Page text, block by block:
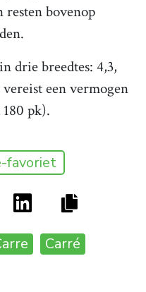
resten bovenop
drie breedtes: 4,3,
een vermogen
pk).
favoriet
Carré